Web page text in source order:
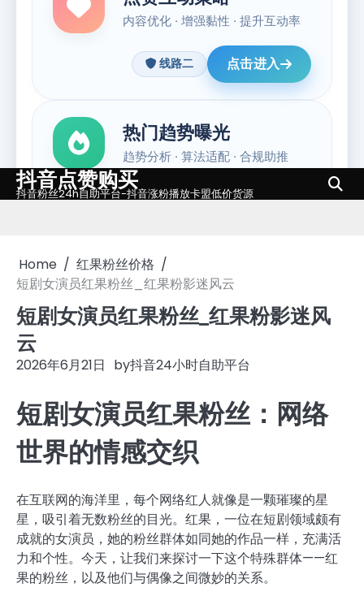
Skip
to
抖音点赞购买
抖音粉丝24h自助平台-抖音涨粉播放卡盟低价货源
Home
红果粉丝价格
短剧女演员红果粉丝_红果粉影迷风云
短剧女演员红果粉丝_红果粉影迷风
云
2026年6月21日 by抖音24小时自助平台
短剧女演员红果粉丝：网络
世界的情感交织
在互联网的海洋里，每个网络红人就像是一颗璀璨的星
星，吸引着无数粉丝的目光。红果，一位在短剧领域颇有
成就的女演员，她的粉丝群体如同她的作品一样，充满活
力和个性。今天，让我们来探讨一下这个特殊群体——红
果的粉丝，以及他们与偶像之间微妙的关系。